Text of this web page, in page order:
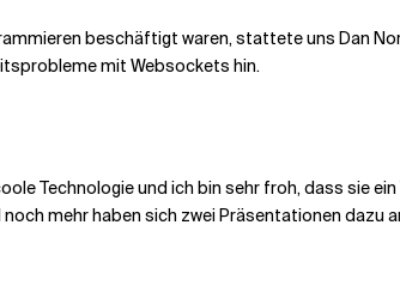
beschäftigt waren, stattete uns Dan
mit Websockets hin.
Technologie und ich bin sehr froh, dass sie
mehr haben sich zwei Präsentationen dazu